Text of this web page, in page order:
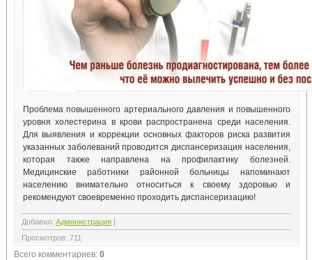
Проблема повышенного артериального давления и повышенного
уровня холестерина в крови распространена среди населения.
Для выявления и коррекции основных факторов риска развития
указанных заболеваний проводится диспансеризация населения,
которая также направлена на профилактику болезней.
Медицинские работники районной больницы напоминают
населению внимательно относиться к своему здоровью и
рекомендуют своевременно проходить диспансеризацию!
Добавил: Администрация|
Просмотров: 711
Всего комментариев: 0